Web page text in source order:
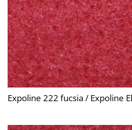
Expoline 222 fucsia / Expoline